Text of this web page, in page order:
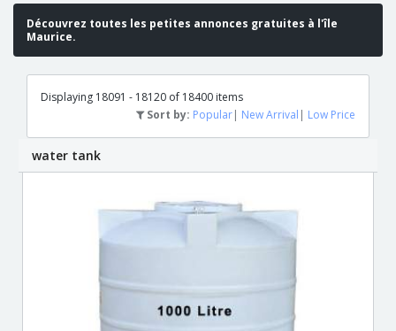
Découvrez toutes les petites annonces gratuites à l'île
Maurice.
Displaying 18091 - 18120 of 18400 items
Sort by: Popular| New Arrival | Low Price
water tank